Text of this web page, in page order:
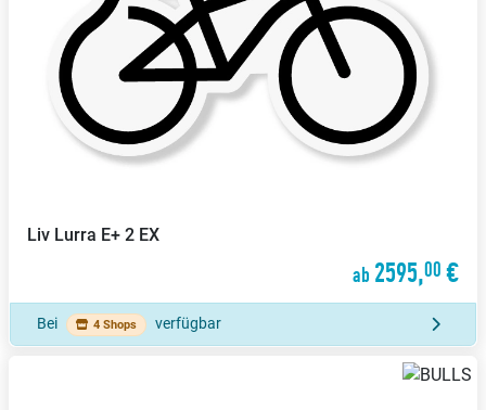
Liv Lurra E+ 2 EX
ab 2595,00 €
Bei 4 Shops verfügbar